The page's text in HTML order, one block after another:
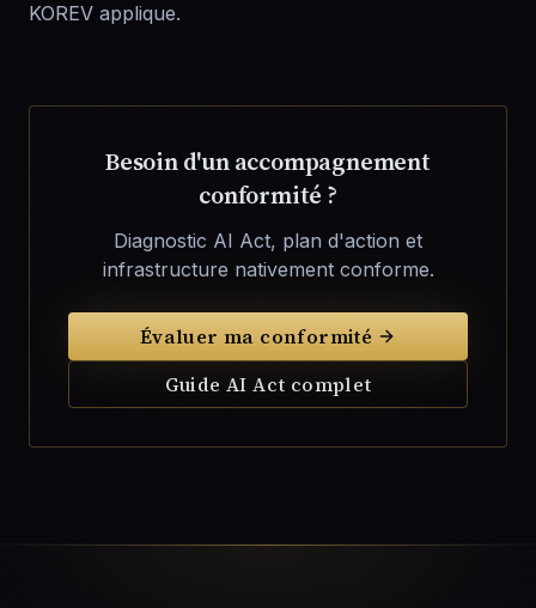
KOREV applique.
Besoin d'un accompagnement
conformité ?
Diagnostic AI Act, plan d'action et
infrastructure nativement conforme.
Évaluer ma conformité
Guide AI Act complet